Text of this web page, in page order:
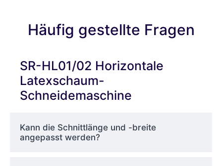
Häufig gestellte Fragen
SR-HL01/02 Horizontale
Latexschaum-
Schneidemaschine
Kann die Schnittlänge und -breite
angepasst werden?